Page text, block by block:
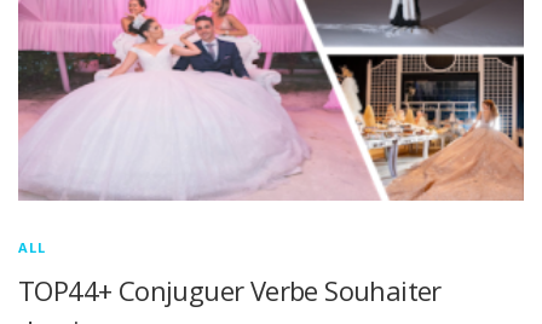
ALL
TOP44+ Conjuguer Verbe Souhaiter